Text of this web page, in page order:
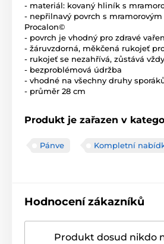
- materiál: kovaný hliník s
- nepřilnavý povrch s
Procalon©
- povrch je vhodný pro zdravé
- žáruvzdorná, měkčená rukojeť
- rukojeť se nezahřívá, zůstává
- bezproblémová údržba
- vhodné na všechny druhy
- průměr 28 cm
Produkt je zařazen v
Pánve Kompletní
Hodnocení zákazníků
Produkt dosud nikdo